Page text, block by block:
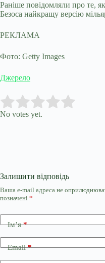
Раніше повідомляли про те,
Безоса найкращу версію
РЕКЛАМА
Фото: Getty Images
Джерело
Rate this item:
No votes yet.
Залишити відповідь
Ваша e-mail адреса не
позначені *
Ім’я*
Email*